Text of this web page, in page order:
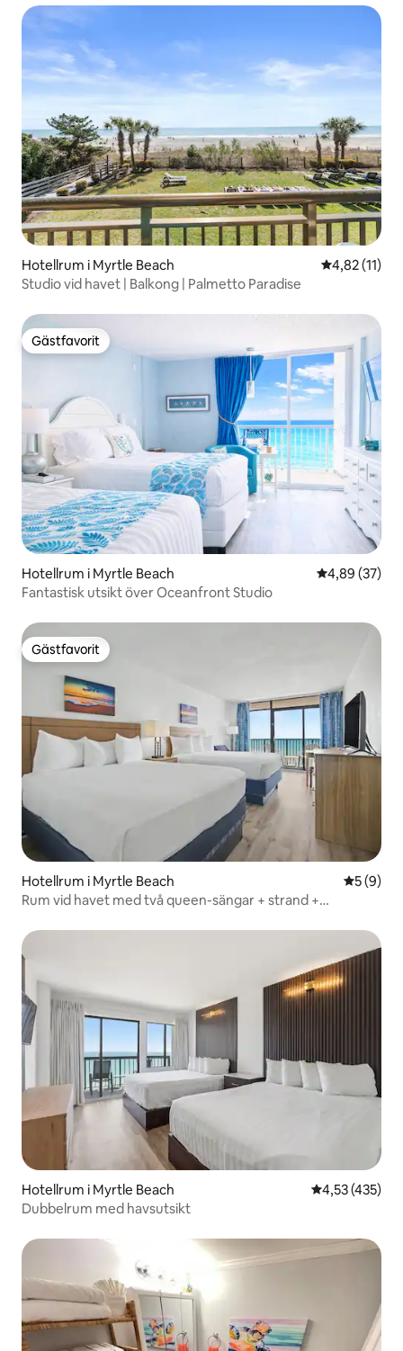
Hotellrum i Myrtle Beach 4,82 av 5 i
4,82 (11)
Studio vid havet | Balkong | Palmetto Paradise
Gästfavorit
Gästfavorit
Hotellrum i Myrtle Beach 4,89 av 5 i
4,89 (37)
Fantastisk utsikt över Oceanfront Studio
Gästfavorit
Gästfavorit
Hotellrum i Myrtle Beach 5 av 5 i
5 (9)
Rum vid havet med två queen-sängar + strand +
Hotellrum i Myrtle Beach 4,53 av 5 i
4,53 (435)
Dubbelrum med havsutsikt